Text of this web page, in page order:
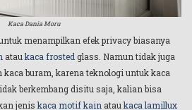
Kaca Dania Moru
menampilkan efek privacy biasanya
atau kaca frosted glass. Namun tidak juga
kaca buram, karena teknologi untuk kaca
berkembang disitu saja, kalian bisa
jenis kaca motif kain atau kaca lamillux